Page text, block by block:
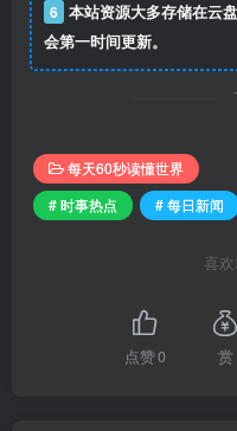
6 本站资源大多存储在云
会第一时间更新。
每天60秒读懂世界
# 时事热点
# 每日新闻
喜
点赞0 赏